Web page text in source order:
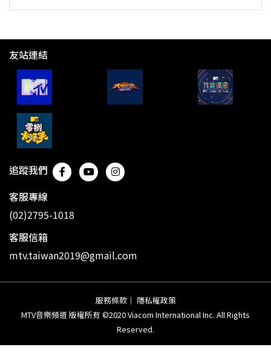
友站連結
追蹤我們
客服專線
(02)2795-1018
客服信箱
mtv.taiwan2019@gmail.com
服務條款 ｜ 隱私權政策
MTV音樂頻道 版權所有 ©2020 Viacom International Inc. All Rights
Reserved.